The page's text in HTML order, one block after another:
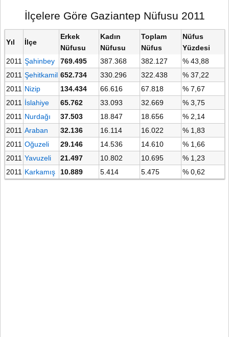
İlçelere Göre Gaziantep Nüfusu 2011
Yıl İlçe
Erkek
Nüfusu
Kadın
Nüfusu
Toplam
Nüfus
Nüfus
Yüzdesi
2011 Şahinbey 769.495 387.368 382.127
% 43,88
2011 Şehitkamil 652.734 330.296 322.438
% 37,22
2011 Nizip 134.434 66.616 67.818
% 7,67
2011 İslahiye 65.762 33.093 32.669
% 3,75
2011 Nurdağı 37.503 18.847 18.656
% 2,14
2011 Araban 32.136 16.114 16.022
% 1,83
2011 Oğuzeli 29.146 14.536 14.610
% 1,66
2011 Yavuzeli 21.497 10.802 10.695
% 1,23
2011 Karkamış 10.889 5.414 5.475 % 0,62